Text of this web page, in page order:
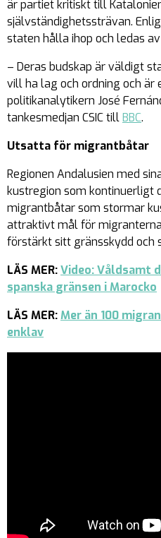
är partiet kritiskt till
självständighetssträvan.
staten hålla ihop och ledas
– Deras budskap är väldigt
vill ha lag och ordning och är
politikanalytikern José
tankesmedjan CSIC tillBBC.
Utsatta för migrantbåtar
Regionen Andalusien med
kustregion som kontinuerligt
migrantbåtar som stormar
attraktivt mål för
förstärkt sitt gränsskydd och
LÄS MER:Video: Våldsamt
spanska gränsen i Marocko
LÄS MER:Mer än 100
enklav